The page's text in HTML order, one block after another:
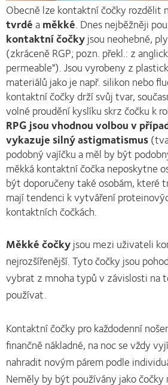
Obecně lze kontaktní čočky rozdělit
tvrdéaměkké. Dnes nejběžněji
kontaktní čočkyjsou neohebné,
(zkráceně RGP; pozn. překl.: z
permeable"). Jsou vyrobeny z
materiálů jako je např. silikon nebo
kontaktní čočky drží svůj tvar,
volné proudění kyslíku skrz čočku k
RPG jsou vhodnou volbou v
vykazuje silný astigmatismus
podobný vajíčku a měl by být
měkká kontaktní čočka neposkytne
být doporučeny také osobám, které
mají tendenci k vytváření
kontaktních čočkách.
Měkké čočkyjsou mezi uživateli
nejrozšířenější. Tyto čočky jsou
vybrat z mnoha typů v závislosti na
používat.
Kontaktní čočky pro každodenní
finančně nákladné, na noc se vždy
nahradit novým párem podle
Neměly by být používány jako čočky